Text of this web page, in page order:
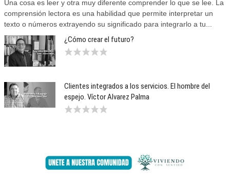
Una cosa es leer y otra muy diferente comprender lo que se lee. La
comprensión lectora es una habilidad que permite interpretar un
texto o números extrayendo su significado para integrarlo a tu...
¿Cómo crear el futuro?
Clientes integrados a los servicios. El hombre del
espejo. Víctor Alvarez Palma